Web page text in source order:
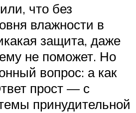
что без
влажности в
защита, даже
не поможет. Но
вопрос: а как
прост — с
принудительной